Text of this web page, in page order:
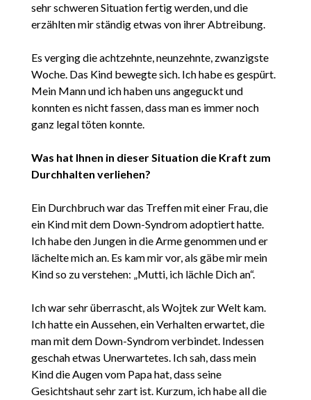
sehr schweren Situation fertig werden, und die
erzählten mir ständig etwas von ihrer Abtreibung.
Es verging die achtzehnte, neunzehnte, zwanzigste
Woche. Das Kind bewegte sich. Ich habe es gespürt.
Mein Mann und ich haben uns angeguckt und
konnten es nicht fassen, dass man es immer noch
ganz legal töten konnte.
Was hat Ihnen in dieser Situation die Kraft zum
Durchhalten verliehen?
Ein Durchbruch war das Treffen mit einer Frau, die
ein Kind mit dem Down-Syndrom adoptiert hatte.
Ich habe den Jungen in die Arme genommen und er
lächelte mich an. Es kam mir vor, als gäbe mir mein
Kind so zu verstehen: „Mutti, ich lächle Dich an“.
Ich war sehr überrascht, als Wojtek zur Welt kam.
Ich hatte ein Aussehen, ein Verhalten erwartet, die
man mit dem Down-Syndrom verbindet. Indessen
geschah etwas Unerwartetes. Ich sah, dass mein
Kind die Augen vom Papa hat, dass seine
Gesichtshaut sehr zart ist. Kurzum, ich habe all die